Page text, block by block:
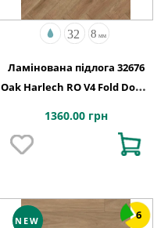
Ламінована підлога 32676
Oak Harlech RO V4 Fold Down
1360.00 грн
NEW 6